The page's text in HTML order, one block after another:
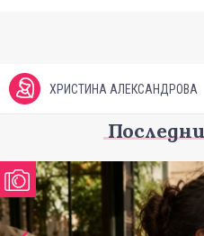
ХРИСТИНА АЛЕКСАНДРОВА